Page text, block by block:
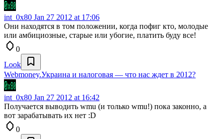
int_0x80 Jan 27 2012 at 17:06
Они находятся в том положении, когда пофиг кто, молодые
или амбициозные, старые или убогие, платить буду все!
0
Look
Webmoney.Украина и налоговая — что нас ждет в 2012?
int_0x80 Jan 27 2012 at 16:42
Получается выводить wmu (и только wmu!) пока законно, а
вот зарабатывать их нет :D
0